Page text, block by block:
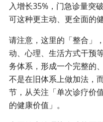
入增长35%，门急诊量突
可这种更主动、更全面的
请注意，这里的「整合」
动、心理、生活方式干预
务体系，形成一个完整的
不是在旧体系上做加法，
节，从关注「单次诊疗价
的健康价值」。